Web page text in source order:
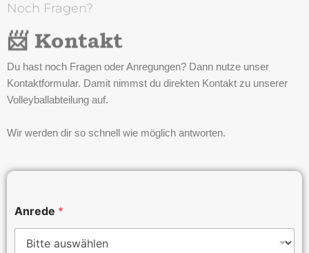
Noch Fragen?
📨 Kontakt
Du hast noch Fragen oder Anregungen? Dann nutze unser
Kontaktformular. Damit nimmst du direkten Kontakt zu unserer
Volleyballabteilung auf.
Wir werden dir so schnell wie möglich antworten.
Anrede *